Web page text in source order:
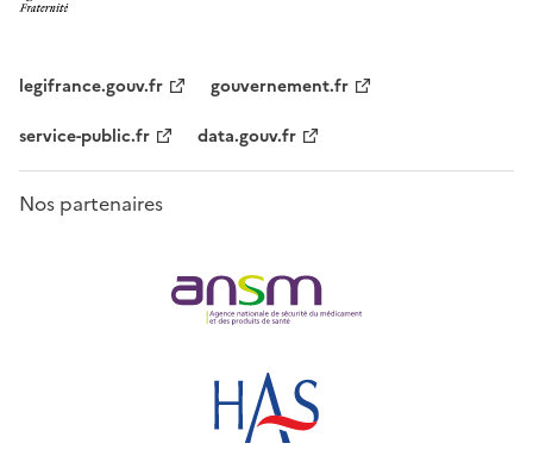
legifrance.gouv.fr
gouvernement.fr
service-public.fr
data.gouv.fr
Nos partenaires